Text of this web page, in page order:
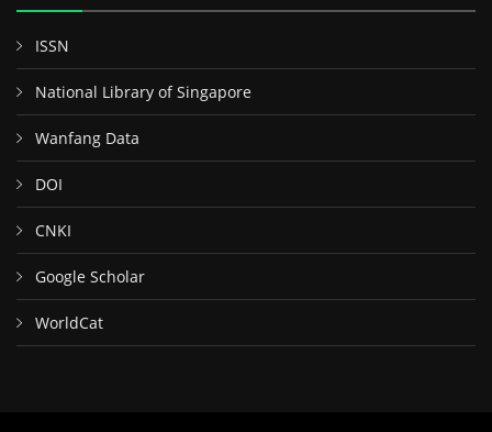
ISSN
National Library of Singapore
Wanfang Data
DOI
CNKI
Google Scholar
WorldCat